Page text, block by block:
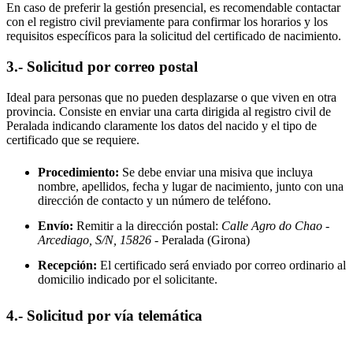
En caso de preferir la gestión presencial, es recomendable contactar
con el registro civil previamente para confirmar los horarios y los
requisitos específicos para la solicitud del certificado de nacimiento.
3.- Solicitud por correo postal
Ideal para personas que no pueden desplazarse o que viven en otra
provincia. Consiste en enviar una carta dirigida al registro civil de
Peralada indicando claramente los datos del nacido y el tipo de
certificado que se requiere.
Procedimiento: Se debe enviar una misiva que incluya
nombre, apellidos, fecha y lugar de nacimiento, junto con una
dirección de contacto y un número de teléfono.
Envío: Remitir a la dirección postal: Calle Agro do Chao -
Arcediago, S/N, 15826 - Peralada (Girona)
Recepción: El certificado será enviado por correo ordinario al
domicilio indicado por el solicitante.
4.- Solicitud por vía telemática